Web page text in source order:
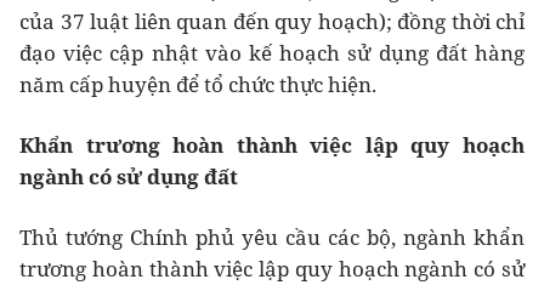
của 37 luật liên quan đến quy hoạch); đồng thời chỉ
đạo việc cập nhật vào kế hoạch sử dụng đất hàng
năm cấp huyện để tổ chức thực hiện.
Khẩn trương hoàn thành việc lập quy hoạch
ngành có sử dụng đất
Thủ tướng Chính phủ yêu cầu các bộ, ngành khẩn
trương hoàn thành việc lập quy hoạch ngành có sử